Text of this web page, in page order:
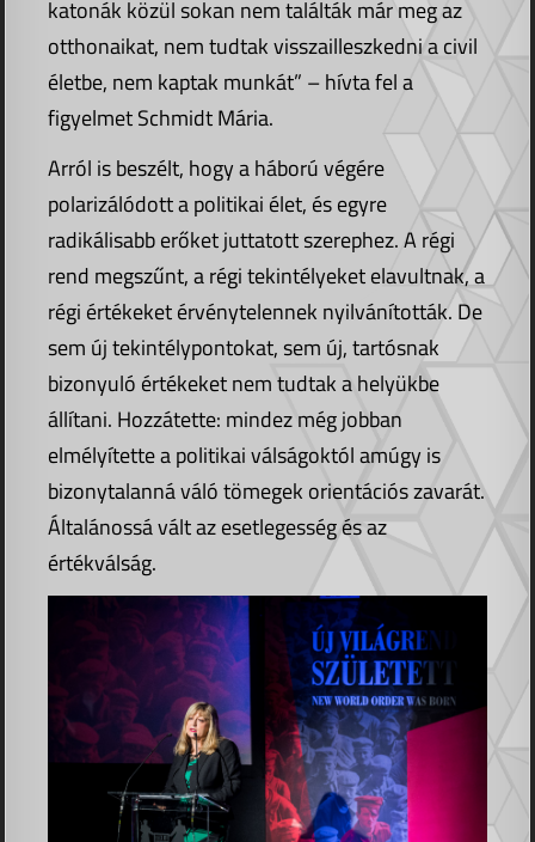
katonák közül sokan nem találták már meg az
otthonaikat, nem tudtak visszailleszkedni a civil
életbe, nem kaptak munkát” – hívta fel a
figyelmet Schmidt Mária.
Arról is beszélt, hogy a háború végére
polarizálódott a politikai élet, és egyre
radikálisabb erőket juttatott szerephez. A régi
rend megszűnt, a régi tekintélyeket elavultnak, a
régi értékeket érvénytelennek nyilvánították. De
sem új tekintélypontokat, sem új, tartósnak
bizonyuló értékeket nem tudtak a helyükbe
állítani. Hozzátette: mindez még jobban
elmélyítette a politikai válságoktól amúgy is
bizonytalanná váló tömegek orientációs zavarát.
Általánossá vált az esetlegesség és az
értékválság.